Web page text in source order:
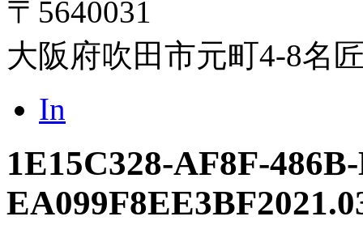
〒5640031
大阪府吹田市元町4-8名
In
1E15C328-AF8F-
EA099F8EE3BF